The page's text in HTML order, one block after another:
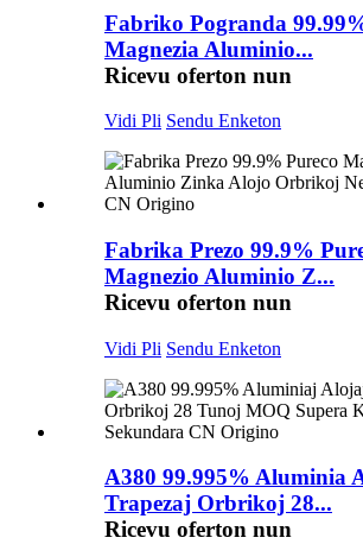
Fabriko Pogranda
Magnezia Aluminio...
Ricevu oferton nun
Vidi Pli Sendu Enketon
Fabrika Prezo 99.9%
Magnezio Aluminio Z...
Ricevu oferton nun
Vidi Pli Sendu Enketon
A380 99.995% Aluminia
Trapezaj Orbrikoj 28...
Ricevu oferton nun